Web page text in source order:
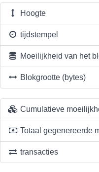
Hoogte
tijdstempel
Moeilijkheid van het
Blokgrootte (bytes)
Cumulatieve
Totaal gegenereerde
transacties